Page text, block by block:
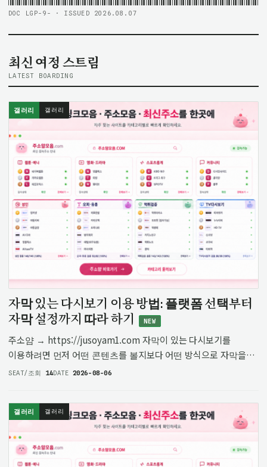
DOC LGP-9- · ISSUED 2026.08.07
최신 여정 스트림
LATEST BOARDING
갤러리 갤러리
자막 있는 다시보기 이용 방법: 플랫폼 선택부터
자막 설정까지 따라 하기
NEW
주소얌 → https://jusoyam1.com 자막이 있는 다시보기를
이용하려면 먼저 어떤 콘텐츠를 볼지보다 어떤 방식으로 자막을
확인할지 준비하는 과정이 필요합니다. 같은 다시보기 서비스라도
SEAT/조회 14DATE 2026-08-06
갤러리 갤러리